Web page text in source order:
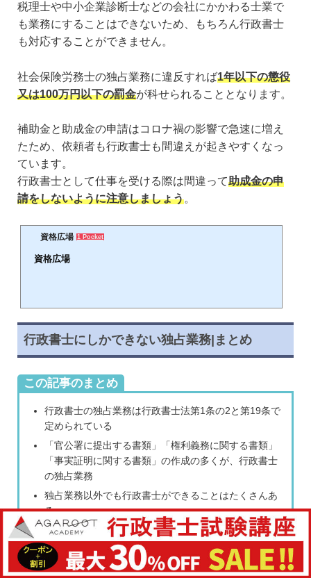
税理士や中小企業診断士などの会社にかかわる士業で
も業務にすることはできないため、もちろん行政書士
も対応することができません。
社会保険労務士の独占業務に違反すれば1年以下の懲役
又は100万円以下の罰金が科せられることとなります。
補助金と助成金の申請はコロナ禍の影響で急速に増え
たため、依頼者も行政書士も間違えが起きやすくなっ
ています。
行政書士として仕事を受ける際は間違って助成金の申
請をしないように注意しましょう。
資格広場 1 Pocket
資格広場
役立つ資格・検定試験選びから取得・合格まで徹底サポート
行政書士にしかできない独占業務|まとめ
この記事のまとめ
行政書士の独占業務は行政書士法第1条の2と第19条で
定められている
「官公署に提出する書類」「権利義務に関する書類」
「事実証明に関する書類」の作成の多くが、行政書士
の独占業務
独占業務以外でも行政書士ができることはたくさんあ
る
士業の独占業務に抵触すると『懲役もしくは罰金』が
科せられる
行政書士は補助金の申請業務はできるが助成金の申請